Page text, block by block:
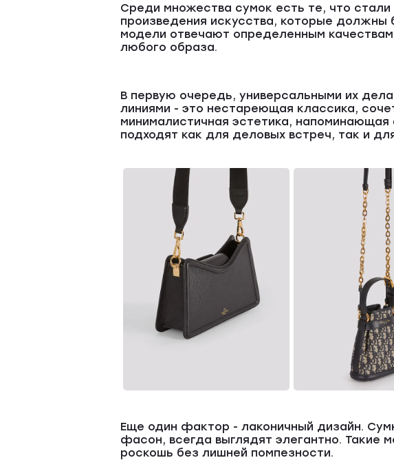
Среди множества сумок есть те, что
произведения искусства, которые
модели отвечают определенным
любого образа.
В первую очередь, универсальными их
линиями - это нестареющая классика,
минималистичная эстетика,
подходят как для деловых встреч, так и
Еще один фактор - лаконичный дизайн.
фасон, всегда выглядят элегантно.
роскошь без лишней помпезности.